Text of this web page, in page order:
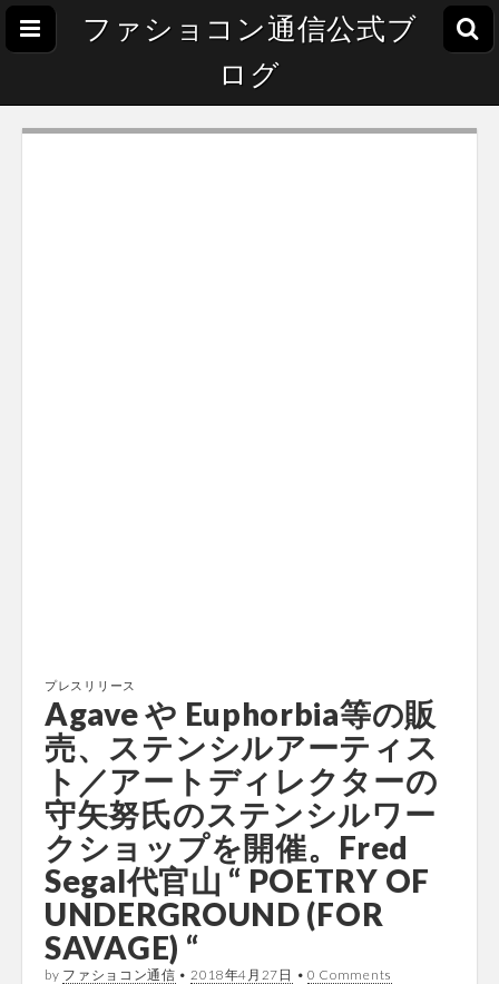
ファショコン通信公式ブ
ログ
プレスリリース
Agave や Euphorbia等の販
売、ステンシルアーティス
ト／アートディレクターの
守矢努氏のステンシルワー
クショップを開催。Fred
Segal代官山 “ POETRY OF
UNDERGROUND (FOR
SAVAGE) “
by ファショコン通信 • 2018年4月27日 • 0 Comments